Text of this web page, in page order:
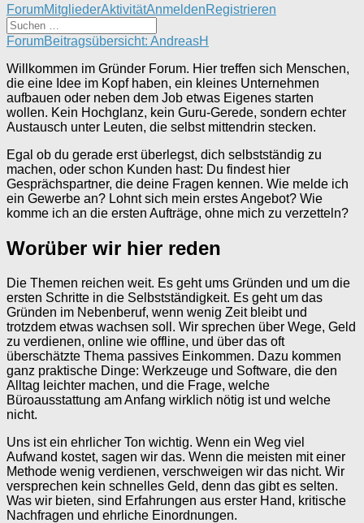
Forum-
Navigation
ForumMitgliederAktivitätAnmeldenRegistrieren
Forum-
-
Du
bist
hier:
ForumBeitragsübersicht: AndreasH
Willkommen im Gründer Forum. Hier treffen sich Menschen,
die eine Idee im Kopf haben, ein kleines Unternehmen
aufbauen oder neben dem Job etwas Eigenes starten
wollen. Kein Hochglanz, kein Guru-Gerede, sondern echter
Austausch unter Leuten, die selbst mittendrin stecken.
Egal ob du gerade erst überlegst, dich selbstständig zu
machen, oder schon Kunden hast: Du findest hier
Gesprächspartner, die deine Fragen kennen. Wie melde ich
ein Gewerbe an? Lohnt sich mein erstes Angebot? Wie
komme ich an die ersten Aufträge, ohne mich zu verzetteln?
Worüber wir hier reden
Die Themen reichen weit. Es geht ums Gründen und um die
ersten Schritte in die Selbstständigkeit. Es geht um das
Gründen im Nebenberuf, wenn wenig Zeit bleibt und
trotzdem etwas wachsen soll. Wir sprechen über Wege, Geld
zu verdienen, online wie offline, und über das oft
überschätzte Thema passives Einkommen. Dazu kommen
ganz praktische Dinge: Werkzeuge und Software, die den
Alltag leichter machen, und die Frage, welche
Büroausstattung am Anfang wirklich nötig ist und welche
nicht.
Uns ist ein ehrlicher Ton wichtig. Wenn ein Weg viel
Aufwand kostet, sagen wir das. Wenn die meisten mit einer
Methode wenig verdienen, verschweigen wir das nicht. Wir
versprechen kein schnelles Geld, denn das gibt es selten.
Was wir bieten, sind Erfahrungen aus erster Hand, kritische
Nachfragen und ehrliche Einordnungen.